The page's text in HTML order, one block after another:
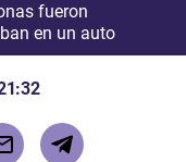
fueron
en un auto